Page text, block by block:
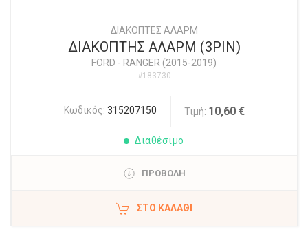
ΔΙΑΚΟΠΤΕΣ ΑΛΑΡΜ
ΔΙΑΚΟΠΤΗΣ ΑΛΑΡΜ (3PIN)
FORD - RANGER (2015-2019)
#183730
Κωδικός: 315207150 Τιμή: 10,60 €
Διαθέσιμο
ΠΡΟΒΟΛΗ
ΣΤΟ ΚΑΛΆΘΙ